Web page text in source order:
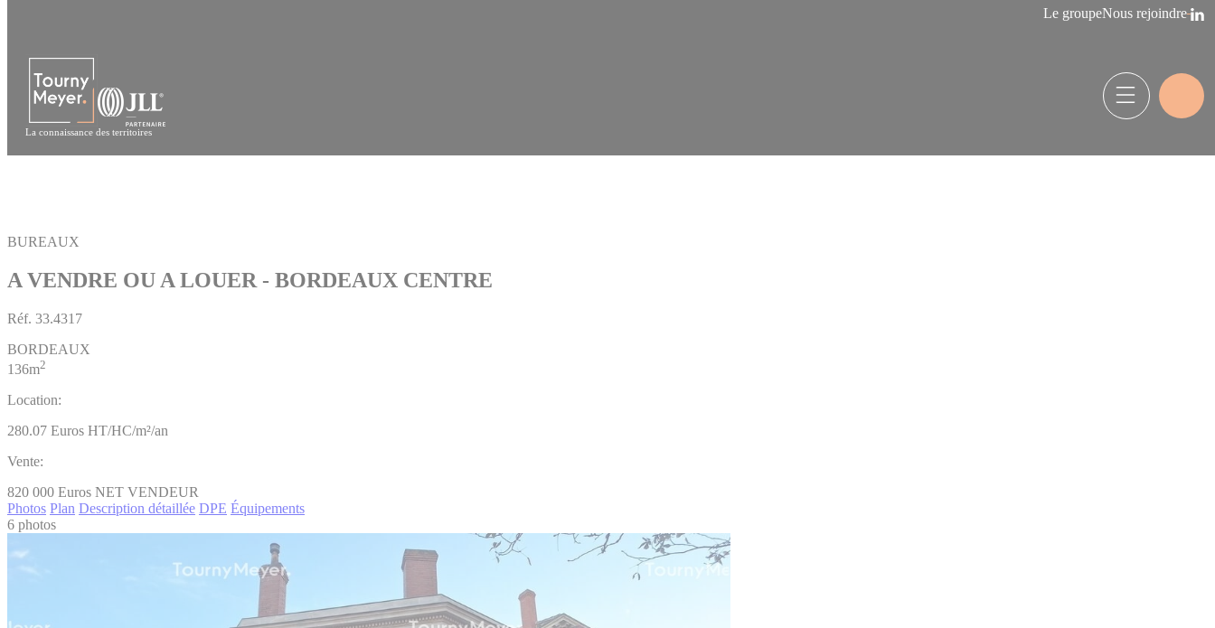
Le groupeNous rejoindre
La connaissance des territoires
BUREAUX
A VENDRE OU A LOUER - BORDEAUX CENTRE
Réf. 33.4317
BORDEAUX
136m2
Location:
280.07 Euros HT/HC/m²/an
Vente:
820 000 Euros NET VENDEUR
Photos Plan Description détaillée DPE Équipements
6 photos